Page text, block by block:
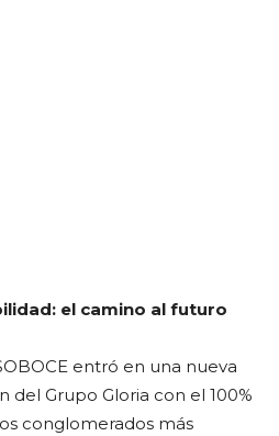
el camino al futuro
entró en una nueva
del Grupo Gloria con el 100%
conglomerados más